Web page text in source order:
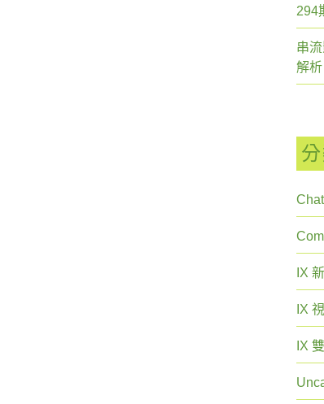
294
串
解
IX
IX
IX